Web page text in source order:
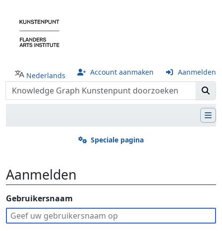
Nederlands Account aanmaken Aanmelden
Speciale pagina
Aanmelden
Ga naar:navigatie,
Gebruikersnaam